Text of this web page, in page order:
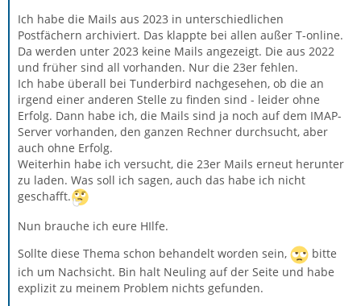
Ich habe die Mails aus 2023 in unterschiedlichen
Postfächern archiviert. Das klappte bei allen außer T-online.
Da werden unter 2023 keine Mails angezeigt. Die aus 2022
und früher sind all vorhanden. Nur die 23er fehlen.
Ich habe überall bei Tunderbird nachgesehen, ob die an
irgend einer anderen Stelle zu finden sind - leider ohne
Erfolg. Dann habe ich, die Mails sind ja noch auf dem IMAP-
Server vorhanden, den ganzen Rechner durchsucht, aber
auch ohne Erfolg.
Weiterhin habe ich versucht, die 23er Mails erneut herunter
zu laden. Was soll ich sagen, auch das habe ich nicht
geschafft.
Nun brauche ich eure HIlfe.
Sollte diese Thema schon behandelt worden sein,
bitte
ich um Nachsicht. Bin halt Neuling auf der Seite und habe
explizit zu meinem Problem nichts gefunden.